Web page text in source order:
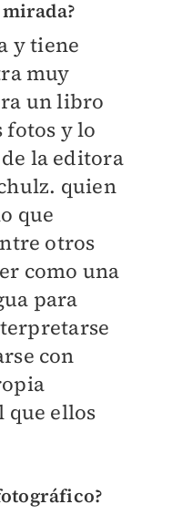
y tiene
muy
un libro
y lo
la editora
quien
que
otros
como una
para
con
que ellos